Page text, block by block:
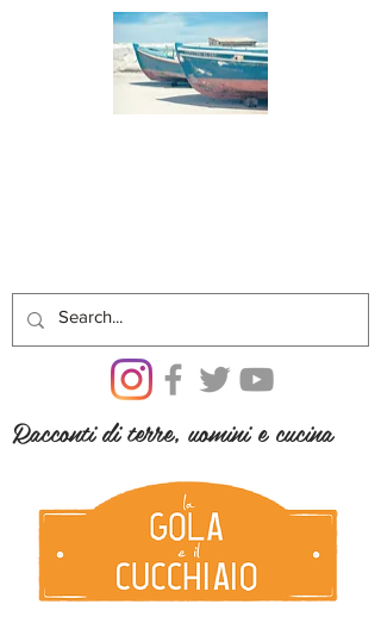
Racconti di terre, uomini e cucina